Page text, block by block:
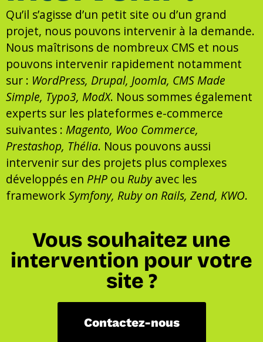
Qu’il s’agisse d’un petit site ou d’un grand
projet, nous pouvons intervenir à la demande.
Nous maîtrisons de nombreux CMS et nous
pouvons intervenir rapidement notamment
sur : WordPress, Drupal, Joomla, CMS Made
Simple, Typo3, ModX. Nous sommes également
experts sur les plateformes e-commerce
suivantes : Magento, Woo Commerce,
Prestashop, Thélia. Nous pouvons aussi
intervenir sur des projets plus complexes
développés en PHP ou Rubyavec les
frameworkSymfony, Ruby on Rails, Zend, KWO.
Vous souhaitez une
intervention pour votre
site ?
Contactez-nous